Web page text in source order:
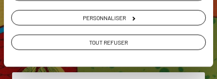
PERSONNALISER
TOUT REFUSER
4x4 Cap de Bonne Espérance
Chutes d’eau d'Augrabies Blyde River Canyon